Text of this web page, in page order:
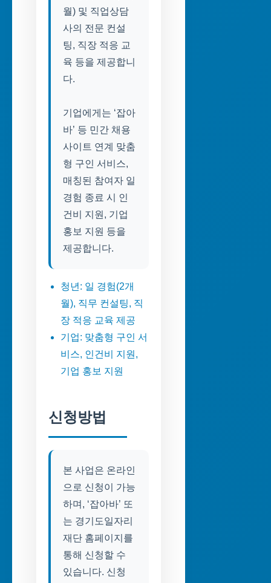
월) 및 직업상담
사의 전문 컨설
팅, 직장 적응 교
육 등을 제공합니
다.
기업에게는 ‘잡아
바’ 등 민간 채용
사이트 연계 맞춤
형 구인 서비스,
매칭된 참여자 일
경험 종료 시 인
건비 지원, 기업
홍보 지원 등을
제공합니다.
청년: 일 경험(2개
월), 직무 컨설팅, 직
장 적응 교육 제공
기업: 맞춤형 구인 서
비스, 인건비 지원,
기업 홍보 지원
신청방법
본 사업은 온라인
으로 신청이 가능
하며, ‘잡아바’ 또
는 경기도일자리
재단 홈페이지를
통해 신청할 수
있습니다. 신청